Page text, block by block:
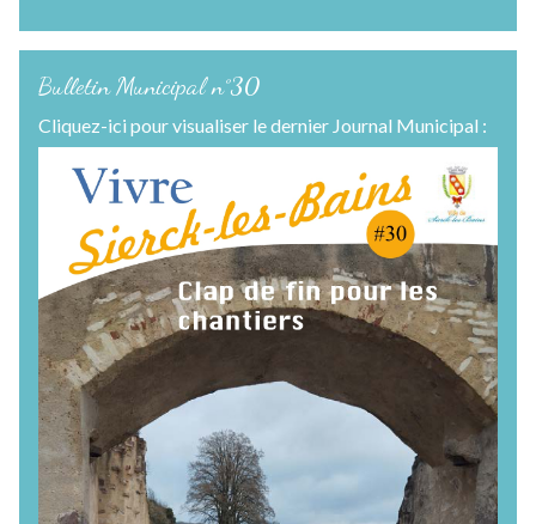
Bulletin Municipal n°30
Cliquez-ici pour visualiser le dernier Journal Municipal :